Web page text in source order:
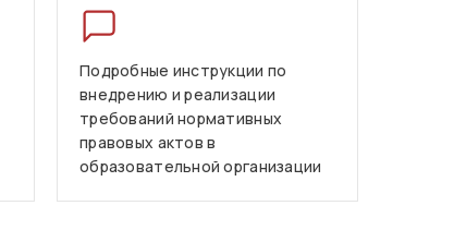
Подробные инструкции по
внедрению и реализации
требований нормативных
правовых актов в
образовательной организации